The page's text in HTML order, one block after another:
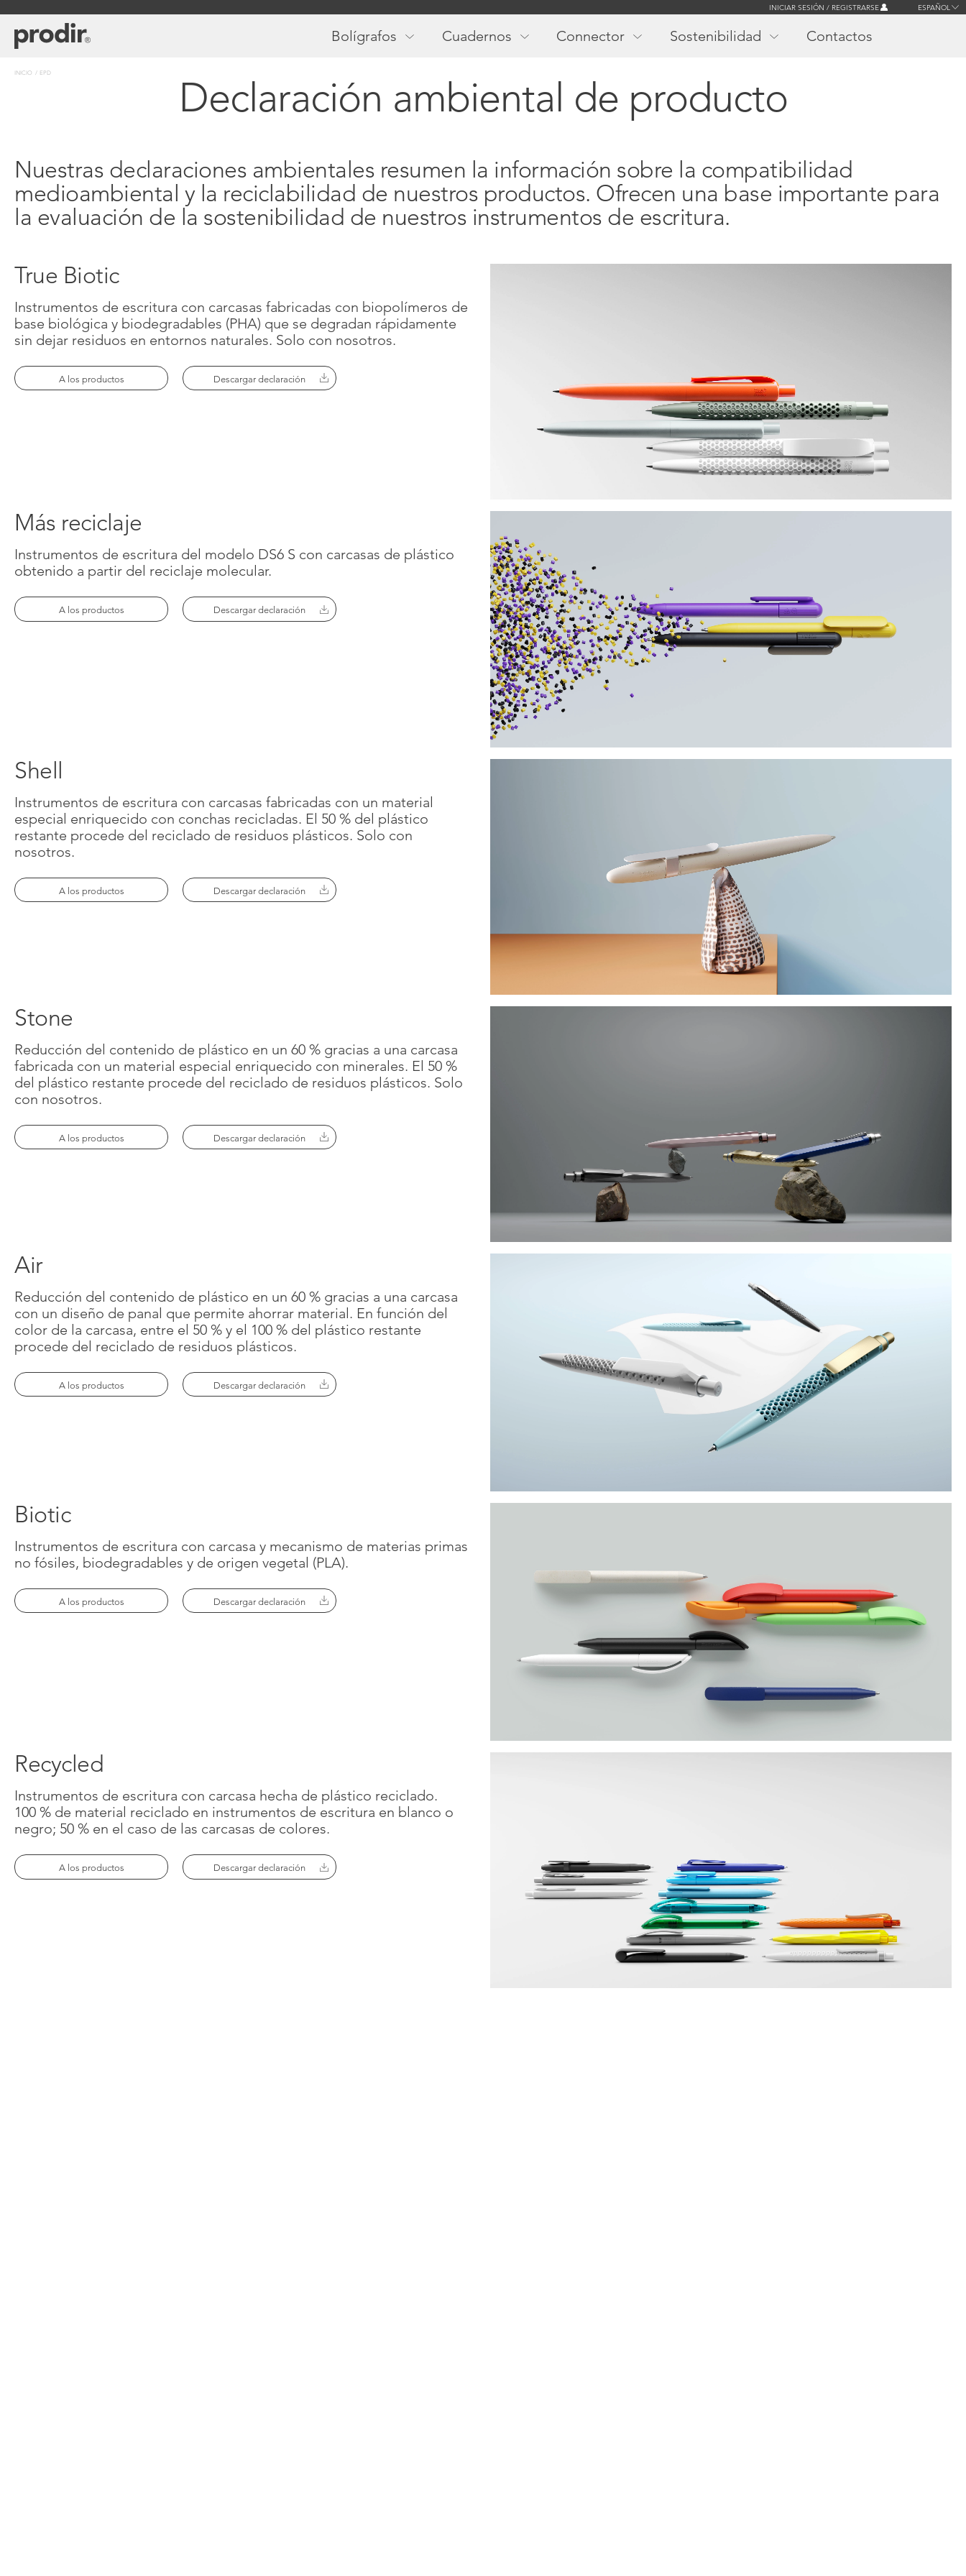
principal
INICIAR SESIÓN / REGISTRARSE ESPAÑOL
navigation
Bolígrafos Cuadernos Connector Sostenibilidad Contactos
Sobrescribir
INICIO EPD
Declaración ambiental de producto
Nuestras declaraciones ambientales resumen la información sobre la compatibilidad
medioambiental y la reciclabilidad de nuestros productos. Ofrecen una base importante para
la evaluación de la sostenibilidad de nuestros instrumentos de escritura.
True Biotic
Instrumentos de escritura con carcasas fabricadas con biopolímeros de
base biológica y biodegradables (PHA) que se degradan rápidamente
sin dejar residuos en entornos naturales. Solo con nosotros.
A los productos Descargar declaración
Más reciclaje
Instrumentos de escritura del modelo DS6 S con carcasas de plástico
obtenido a partir del reciclaje molecular.
A los productos Descargar declaración
Shell
Instrumentos de escritura con carcasas fabricadas con un material
especial enriquecido con conchas recicladas. El 50 % del plástico
restante procede del reciclado de residuos plásticos. Solo con
nosotros.
A los productos Descargar declaración
Stone
Reducción del contenido de plástico en un 60 % gracias a una carcasa
fabricada con un material especial enriquecido con minerales. El 50 %
del plástico restante procede del reciclado de residuos plásticos. Solo
con nosotros.
A los productos Descargar declaración
Air
Reducción del contenido de plástico en un 60 % gracias a una carcasa
con un diseño de panal que permite ahorrar material. En función del
color de la carcasa, entre el 50 % y el 100 % del plástico restante
procede del reciclado de residuos plásticos.
A los productos Descargar declaración
Biotic
Instrumentos de escritura con carcasa y mecanismo de materias primas
no fósiles, biodegradables y de origen vegetal (PLA).
A los productos Descargar declaración
Recycled
Instrumentos de escritura con carcasa hecha de plástico reciclado.
100 % de material reciclado en instrumentos de escritura en blanco o
negro; 50 % en el caso de las carcasas de colores.
A los productos Descargar declaración
Infórmese
Bolígrafos
Cuadernos
Empresa
Acerca de Prodir
Sostenibilidad
¡Síganos!
Open. La revista
Facebook
Manténgase al
corriente de todo.
SUSCRÍBASE AHORA